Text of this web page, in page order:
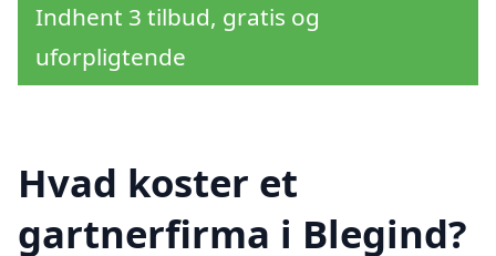
Indhent 3 tilbud, gratis og
uforpligtende
Hvad koster et
gartnerfirma i Blegind?